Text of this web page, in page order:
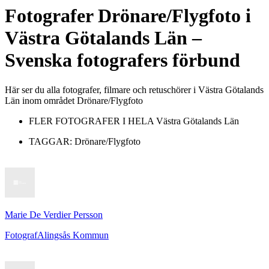
FotograferDrönare/Flygfoto i
Västra Götalands Län–
Svenska fotografers förbund
Här ser du alla fotografer, filmare och retuschörer i Västra Götalands
Län inom området Drönare/Flygfoto
FLER FOTOGRAFER I HELA Västra Götalands Län
TAGGAR: Drönare/Flygfoto
Marie De Verdier Persson
FotografAlingsås Kommun